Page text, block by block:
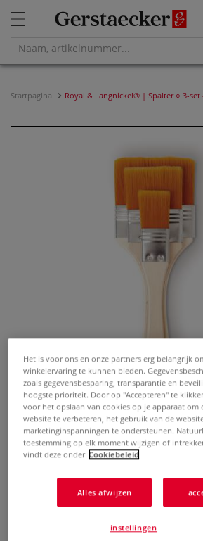
Startpagina Royal & Langnickel® | Spalter ○ 3-
Royal & Langnickel® |
set — synthetisch
0 Beoordeling
Het is voor ons en onze partners erg belangrijk
winkelervaring te kunnen bieden.
zoals gegevensbesparing, transparantie en
hoogste prioriteit. Door op "Accepteren" te
voor het opslaan van cookies op je apparaat om
website te verbeteren, het gebruik van de
marketinginspanningen te ondersteunen.
toestemming op elk moment wijzigen of
vindt deze onder Cookiebeleid
Alles afwijzen
instellingen